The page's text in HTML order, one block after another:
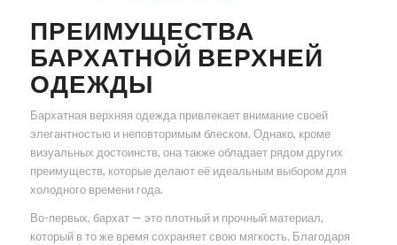
ПРЕИМУЩЕСТВА
БАРХАТНОЙ ВЕРХНЕЙ
ОДЕЖДЫ
Бархатная верхняя одежда привлекает внимание своей
элегантностью и неповторимым блеском. Однако, кроме
визуальных достоинств, она также обладает рядом других
преимуществ, которые делают её идеальным выбором для
холодного времени года.
Во-первых, бархат — это плотный и прочный материал,
который в то же время сохраняет свою мягкость. Благодаря